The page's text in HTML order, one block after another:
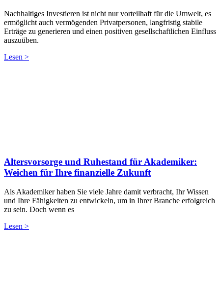
Nachhaltiges Investieren ist nicht nur vorteilhaft für die Umwelt, es
ermöglicht auch vermögenden Privatpersonen, langfristig stabile
Erträge zu generieren und einen positiven gesellschaftlichen Einfluss
auszuüben.
Lesen >
Altersvorsorge und Ruhestand für Akademiker:
Weichen für Ihre finanzielle Zukunft
Als Akademiker haben Sie viele Jahre damit verbracht, Ihr Wissen
und Ihre Fähigkeiten zu entwickeln, um in Ihrer Branche erfolgreich
zu sein. Doch wenn es
Lesen >